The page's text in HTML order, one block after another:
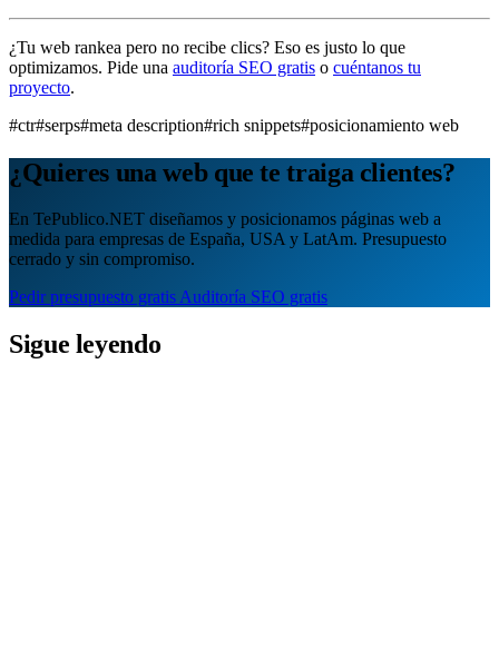
¿Tu web rankea pero no recibe clics? Eso es justo lo que
optimizamos. Pide una auditoría SEO gratis o cuéntanos tu
proyecto.
#ctr#serps#meta description#rich snippets#posicionamiento web
¿Quieres una web que te traiga clientes?
En TePublico.NET diseñamos y posicionamos páginas web a
medida para empresas de España, USA y LatAm. Presupuesto
cerrado y sin compromiso.
Pedir presupuesto gratis Auditoría SEO gratis
Sigue leyendo